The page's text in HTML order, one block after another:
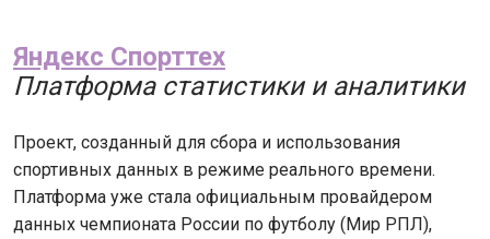
Яндекс Спорттех
Платформa статистики и аналитики
Проект, созданный для сбора и использования
спортивных данных в режиме реального времени.
Платформа уже стала официальным провайдером
данных чемпионата России по футболу (Мир РПЛ),